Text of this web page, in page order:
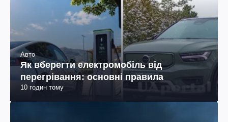
Авто
Як вберегти електромобіль від
перегрівання: основні правила
10 годин тому